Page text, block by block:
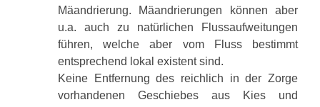
Mäandrierung. Mäandrierungen können aber
u.a. auch zu natürlichen Flussaufweitungen
führen, welche aber vom Fluss bestimmt
entsprechend lokal existent sind.
Keine Entfernung des reichlich in der Zorge
vorhandenen Geschiebes aus Kies und